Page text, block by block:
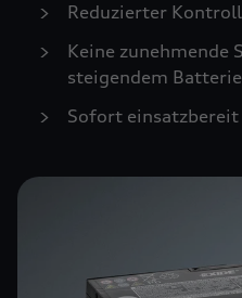
Reduzierter
Keine zunehmende
steigendem
Sofort einsatzbereit